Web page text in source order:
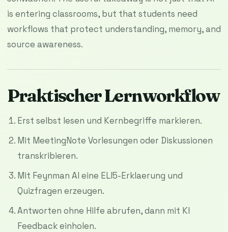
is entering classrooms, but that students need
workflows that protect understanding, memory, and
source awareness.
Praktischer Lernworkflow
Erst selbst lesen und Kernbegriffe markieren.
Mit MeetingNote Vorlesungen oder Diskussionen
transkribieren.
Mit Feynman AI eine ELI5-Erklaerung und
Quizfragen erzeugen.
Antworten ohne Hilfe abrufen, dann mit KI
Feedback einholen.